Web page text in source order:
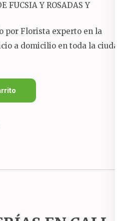
FUCSIA Y ROSADAS Y
por Florista experto en la
a domicilio en toda la ciudad